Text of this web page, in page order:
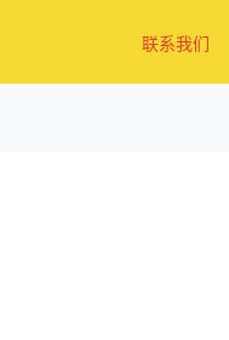
联系我们